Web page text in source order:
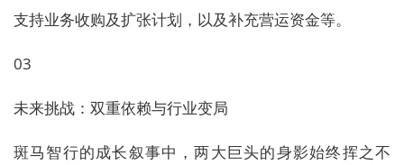
支持业务收购及扩张计划，以及补充营运资金等。
03
未来挑战：双重依赖与行业变局
斑马智行的成长叙事中，两大巨头的身影始终挥之不